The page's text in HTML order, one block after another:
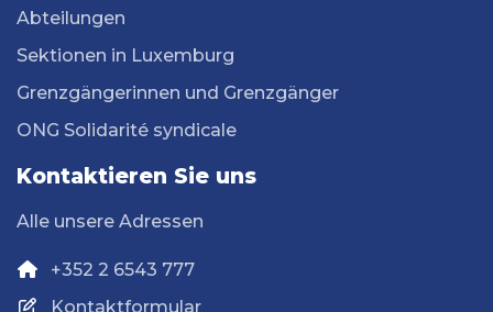
Abteilungen
Sektionen in Luxemburg
Grenzgängerinnen und Grenzgänger
ONG Solidarité syndicale
Kontaktieren Sie uns
Alle unsere Adressen
+352 2 6543 777
Kontaktformular